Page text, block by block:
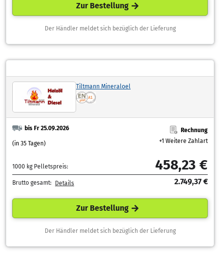
Zur Bestellung
Der Händler meldet sich bezüglich der Lieferung
Tiltmann Mineraloel
bis Fr 25.09.2026
(in 35 Tagen)
Rechnung
+1 Weitere Zahlart
1000 kg Pelletspreis: 458,23 €
Brutto gesamt: Details 2.749,37 €
Zur Bestellung
Der Händler meldet sich bezüglich der Lieferung